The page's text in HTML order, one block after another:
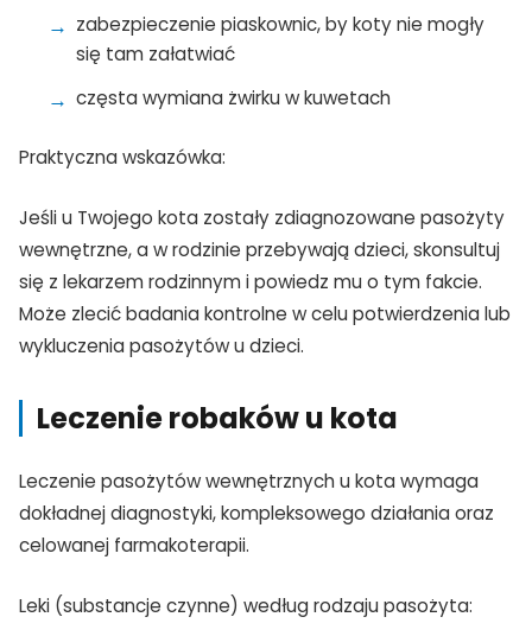
zabezpieczenie piaskownic, by koty nie mogły
się tam załatwiać
częsta wymiana żwirku w kuwetach
Praktyczna wskazówka:
Jeśli u Twojego kota zostały zdiagnozowane pasożyty
wewnętrzne, a w rodzinie przebywają dzieci, skonsultuj
się z lekarzem rodzinnym i powiedz mu o tym fakcie.
Może zlecić badania kontrolne w celu potwierdzenia lub
wykluczenia pasożytów u dzieci.
Leczenie robaków u kota
Leczenie pasożytów wewnętrznych u kota wymaga
dokładnej diagnostyki, kompleksowego działania oraz
celowanej farmakoterapii.
Leki (substancje czynne) według rodzaju pasożyta: